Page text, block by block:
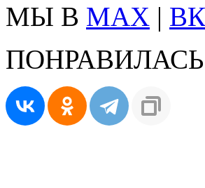
МЫ В MAX | ВК